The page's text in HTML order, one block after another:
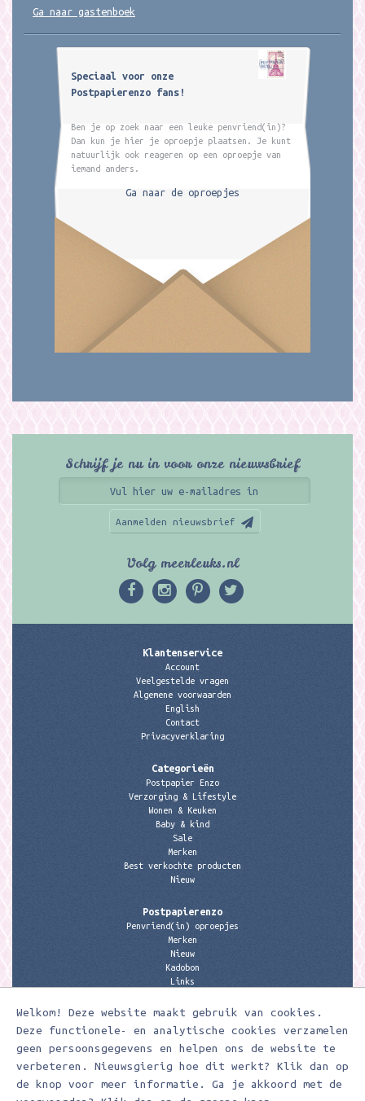
Welkom! Deze website maakt gebruik van cookies.
Deze functionele- en analytische cookies verzamelen
geen persoonsgegevens en helpen ons de website te
verbeteren. Nieuwsgierig hoe dit werkt? Klik dan op
de knop voor meer informatie. Ga je akkoord met de
Ga naar gastenboek
Speciaal voor onze
Postpapierenzo fans!
Ben je op zoek naar een leuke penvriend(in)?
Dan kun je hier je oproepje plaatsen. Je kunt
natuurlijk ook reageren op een oproepje van
iemand anders.
Ga naar de oproepjes
Schrijf je nu in voor onze nieuwsbrief
Aanmelden nieuwsbrief
Volg meerleuks.nl
Klantenservice
Account
Veelgestelde vragen
Algemene voorwaarden
English
Contact
Privacyverklaring
Categorieën
Postpapier Enzo
Verzorging & Lifestyle
Wonen & Keuken
Baby & kind
Sale
Merken
Best verkochte producten
Nieuw
Postpapierenzo
Penvriend(in) oproepjes
Merken
Nieuw
Kadobon
Links
Contactgegevens
Meerleuks
anita@meerleuks.nl
06 – 107 163 36
KVK nummer: 58807179
BTW nummer: 853190859B01